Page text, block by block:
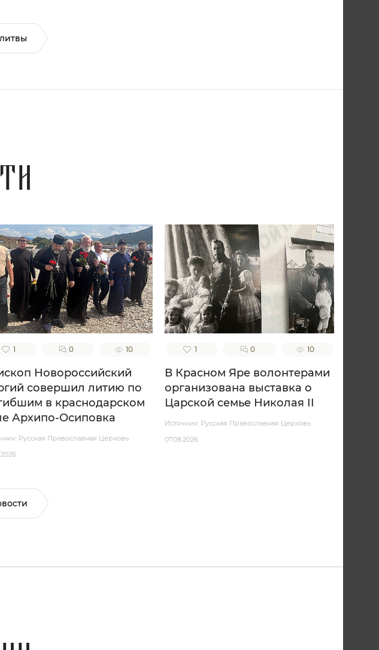
1 0 10
Новороссийский
совершил литию по
в краснодарском
Архипо-Осиповка
Русская Православная Церковь
1 0 10
В Красном Яре волонтерами
организована выставка о
Царской семье Николая II
Источник: Русская Православная Церковь
07.08.2026